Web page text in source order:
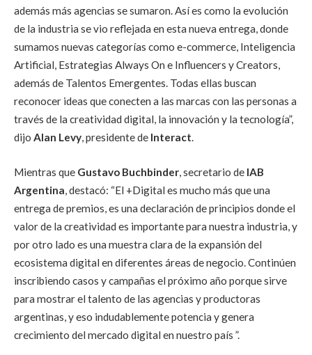
además más agencias se sumaron. Así es como la evolución
de la industria se vio reflejada en esta nueva entrega, donde
sumamos nuevas categorías como e-commerce, Inteligencia
Artificial, Estrategias Always On e Influencers y Creators,
además de Talentos Emergentes. Todas ellas buscan
reconocer ideas que conecten a las marcas con las personas a
través de la creatividad digital, la innovación y la tecnología”,
dijo Alan Levy, presidente de Interact.
Mientras que Gustavo Buchbinder, secretario de IAB
Argentina, destacó: “El +Digital es mucho más que una
entrega de premios, es una declaración de principios donde el
valor de la creatividad es importante para nuestra industria, y
por otro lado es una muestra clara de la expansión del
ecosistema digital en diferentes áreas de negocio. Continúen
inscribiendo casos y campañas el próximo año porque sirve
para mostrar el talento de las agencias y productoras
argentinas, y eso indudablemente potencia y genera
crecimiento del mercado digital en nuestro país ”.